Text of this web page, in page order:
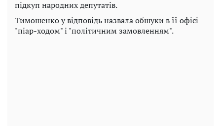
підкуп народних депутатів.
Тимошенко у відповідь назвала обшуки в її офісі
"піар-ходом" і "політичним замовленням".